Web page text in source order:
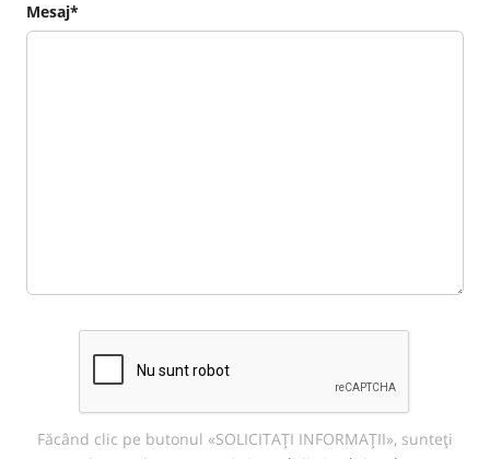
Mesaj*
Făcând clic pe butonul «SOLICITAȚI INFORMAȚII», sunteți